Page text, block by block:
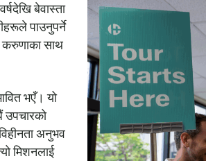
बेवास्ता
पाउनुपर्ने
करुणाका साथ
भएँ। यो
उपचारको
अनुभव
मिशनलाई